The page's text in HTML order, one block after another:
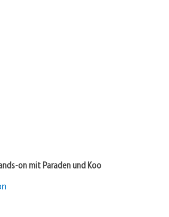
on mit Paraden und Koo